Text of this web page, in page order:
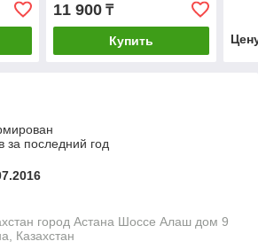
11 900₸
Купить
за последний год
город Астана Шоссе Алаш дом 9
Казахстан